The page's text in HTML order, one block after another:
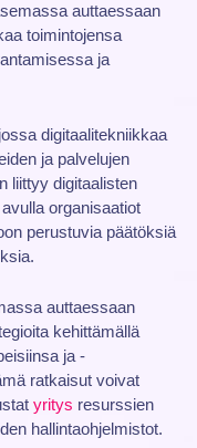
auttaessaan
toimintojensa
ja
digitaalitekniikkaa
ja palvelujen
liittyy digitaalisten
organisaatiot
perustuvia päätöksiä
auttaessaan
kehittämällä
ja -
ratkaisut voivat
yritys resurssien
hallintaohjelmistot.